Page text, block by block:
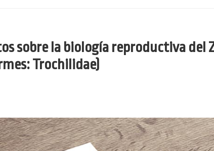
sobre la biología reproductiva del
Trochilidae)